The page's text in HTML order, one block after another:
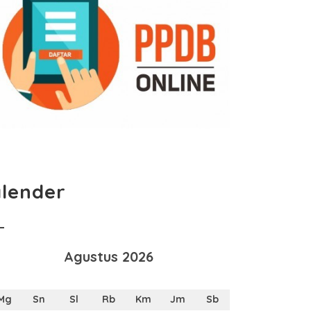
Agustus 2026
Sn Sl Rb Km Jm Sb